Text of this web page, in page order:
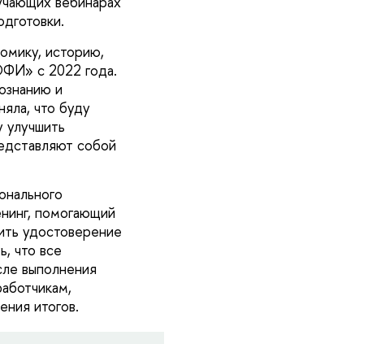
историю,
с 2022 года.
и
что буду
собой
помогающий
удостоверение
что все
выполнения
итогов.